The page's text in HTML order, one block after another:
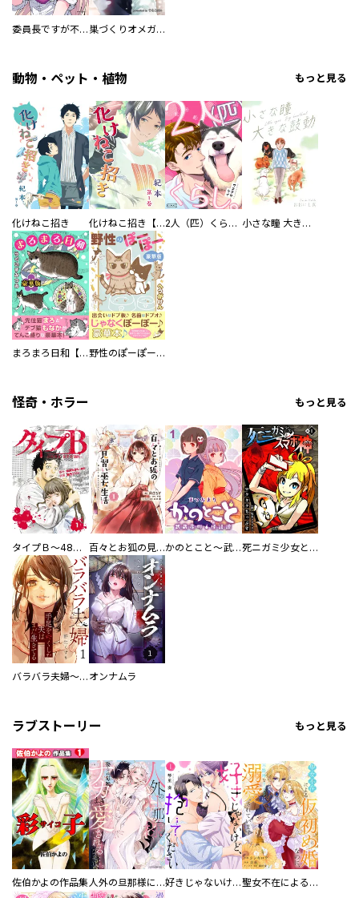
委員長ですが不良になるほど恋してます！ 巣づくりオメガバース
動物・ペット・植物 もっと見る
化けねこ招き 化けねこ招き【描きおろし付合冊版】 2人（匹）くらし。 小さな瞳 大きな鼓動
まろまろ日和【豪華版】 野性のぽーぽー【豪華版】
怪奇・ホラー もっと見る
タイプＢ～48時間後、致死率100％～【単話】 百々とお狐の見習い巫女生活【単行本版】 かのとこと～武蔵花町怪話譚～ 【連載版】 死ニガミ少女とスマホ神
バラバラ夫婦～手足をなくした夫はまだ生きてる オンナムラ
ラブストーリー もっと見る
佐伯かよの作品集 人外の旦那様に娶られ毎晩ナカまで愛される…。アンソロジー 好きじゃないけど、抱いてください【電子単行本版／特典おまけ付き】 聖女不在による仮初め婚なのに、不器用な王太子に溺愛されています【電子単行本版／特典おまけ付き】